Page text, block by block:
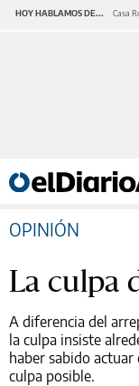
HOY HABLAMOS DE... Casa
OPINIÓN
La culpa
A diferencia del
la culpa insiste
haber sabido actuar
culpa posible.